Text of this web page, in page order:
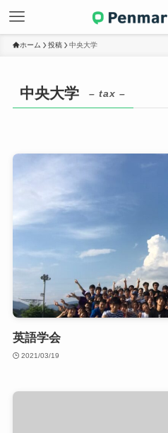
ホーム 投稿 中央大学
中央大学 – tax –
英語学会
2021/03/19